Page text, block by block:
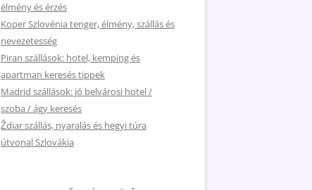
élmény és érzés
Koper Szlovénia tenger, élmény, szállás és
nevezetesség
Piran szállások: hotel, kemping és
apartman keresés tippek
Madrid szállások: jó belvárosi hotel /
szoba / ágy keresés
Ždiar szállás, nyaralás és hegyi túra
útvonal Szlovákia